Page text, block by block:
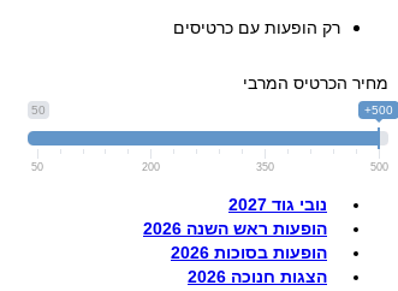
רק הופעות עם כרטיסים
מחיר הכרטיס המרבי
50 500+
50 200 350 500
נובי גוד 2027
הופעות ראש השנה 2026
הופעות בסוכות 2026
הצגות חנוכה 2026